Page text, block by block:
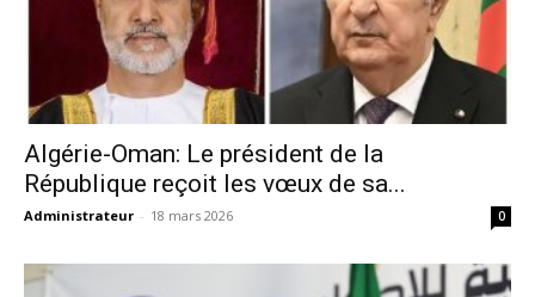
Algérie-Oman: Le président de la
République reçoit les vœux de sa...
Administrateur - 18 mars 2026 0